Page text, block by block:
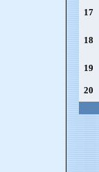
17
18
19
20